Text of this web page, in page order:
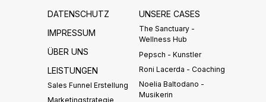
DATENSCHUTZ
IMPRESSUM
ÜBER UNS
LEISTUNGEN
UNSERE CASES
Marketingstrategie
Sales Funnel Erstellung
The Sanctuary -
Wellness Hub
Pepsch - Kunstler
Roni Lacerda - Coaching
Noelia Baltodano -
Musikerin